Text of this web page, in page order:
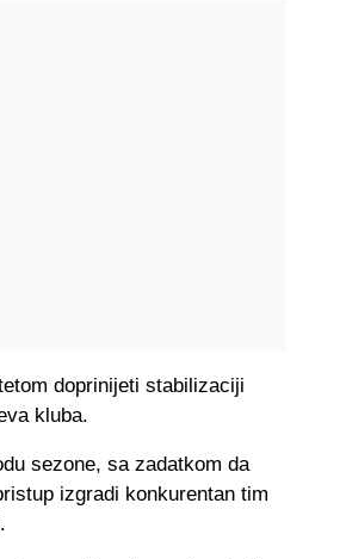
doprinijeti stabilizaciji
kluba.
sezone, sa zadatkom da
izgradi konkurentan tim